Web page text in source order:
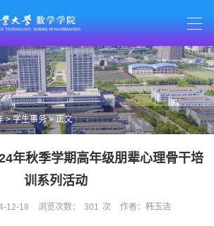
>学生事务> 正文
年秋季学期高年级朋辈心理骨干培
训系列活动
12-18 浏览次数： 301 次 作者：韩玉洁